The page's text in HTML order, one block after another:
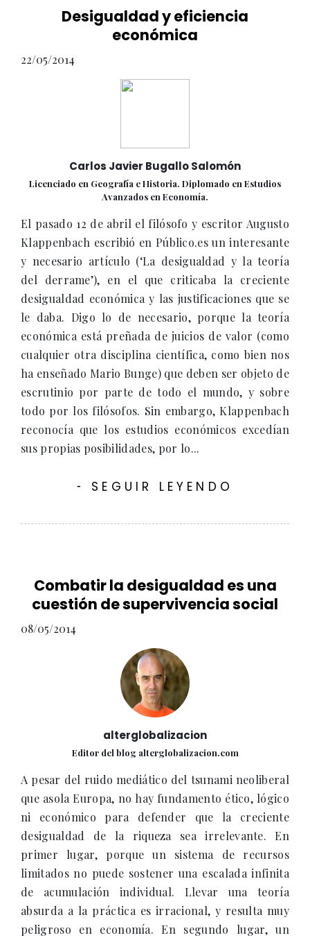
Desigualdad y eficiencia
económica
22/05/2014
Carlos Javier Bugallo Salomón
Licenciado en Geografía e Historia. Diplomado en Estudios
Avanzados en Economía.
El pasado 12 de abril el filósofo y escritor Augusto
Klappenbach escribió en Público.es un interesante
y necesario artículo (‘La desigualdad y la teoría
del derrame’), en el que criticaba la creciente
desigualdad económica y las justificaciones que se
le daba. Digo lo de necesario, porque la teoría
económica está preñada de juicios de valor (como
cualquier otra disciplina científica, como bien nos
ha enseñado Mario Bunge) que deben ser objeto de
escrutinio por parte de todo el mundo, y sobre
todo por los filósofos. Sin embargo, Klappenbach
reconocía que los estudios económicos excedían
sus propias posibilidades, por lo...
- SEGUIR LEYENDO
Combatir la desigualdad es una
cuestión de supervivencia social
08/05/2014
alterglobalizacion
Editor del blog alterglobalizacion.com
A pesar del ruido mediático del tsunami neoliberal
que asola Europa, no hay fundamento ético, lógico
ni económico para defender que la creciente
desigualdad de la riqueza sea irrelevante. En
primer lugar, porque un sistema de recursos
limitados no puede sostener una escalada infinita
de acumulación individual. Llevar una teoría
absurda a la práctica es irracional, y resulta muy
peligroso en economía. En segundo lugar, un